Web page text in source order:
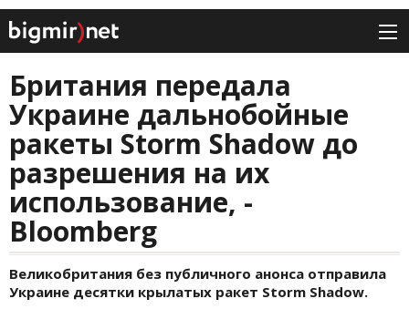
Британия передала
Украине дальнобойные
ракеты Storm Shadow до
разрешения на их
использование, -
Bloomberg
Великобритания без публичного анонса отправила
Украине десятки крылатых ракет Storm Shadow.